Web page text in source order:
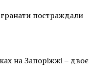
постраждали
на Запоріжжі – двоє